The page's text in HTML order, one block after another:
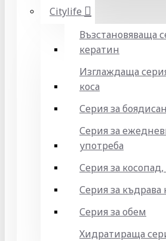
Citylife
Възстановяваща
кератин
Изглаждаща
коса
Серия за
Серия за
употреба
Серия за
Серия за къдрава
Серия за обем
Хидратираща